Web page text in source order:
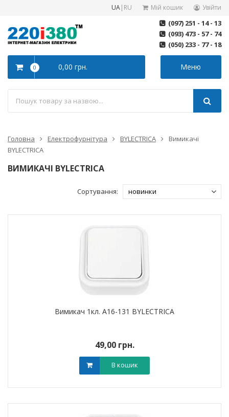
UA| RU Мій кошик Увійти
(097) 251 - 14 - 13
(093) 473 - 57 - 74
(050) 233 - 77 - 18
Меню
0 0,00 грн.
Головна Електрофурнітура BYLECTRICA
Вимикачі
BYLECTRICA
ВИМИКАЧІ BYLECTRICA
Сортування:
Вимикач 1кл. А16-131 BYLECTRICA
49,00 грн.
В кошик